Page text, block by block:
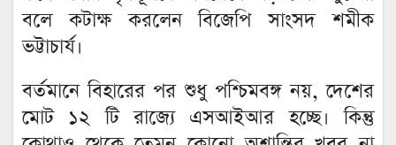
বলে কটাক্ষ করলেন বিজেপি সাংসদ শমীক
ভট্টাচার্য।
বর্তমানে বিহারের পর শুধু পশ্চিমবঙ্গ নয়, দেশের
মোট ১২ টি রাজ্যে এসআইআর হচ্ছে। কিন্তু